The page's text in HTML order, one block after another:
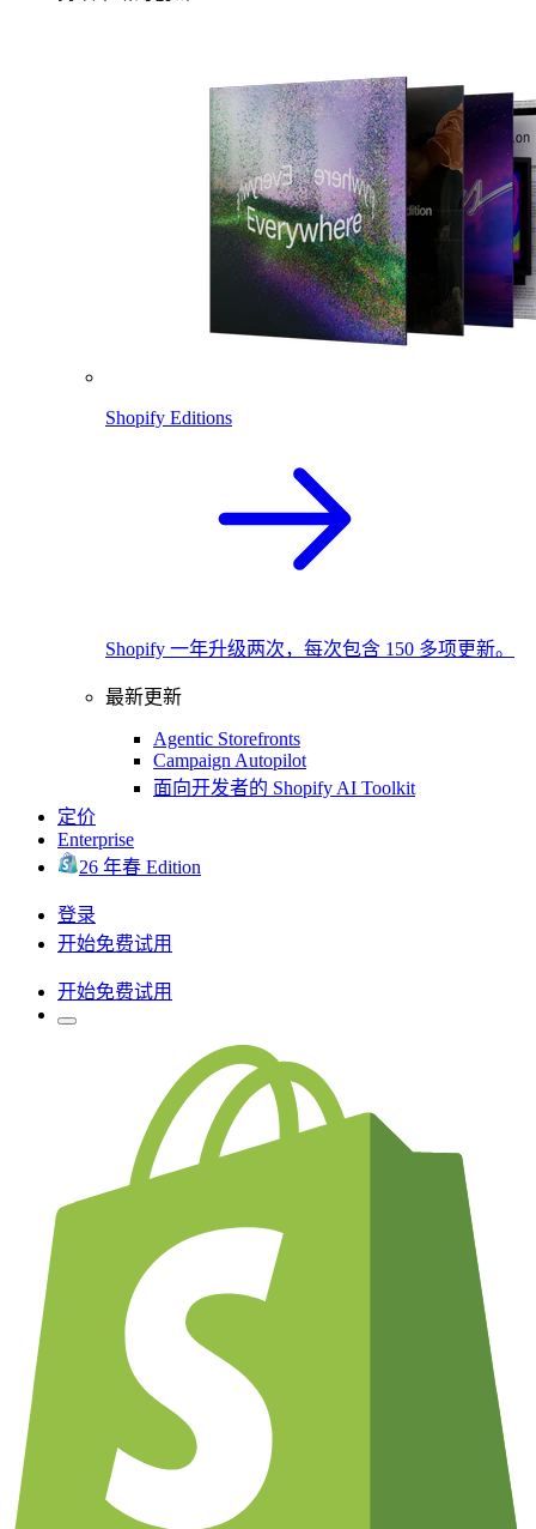
Shopify Editions
Shopify 一年升级两次，每次包含 150 多项更新。
最新更新
Agentic Storefronts
Campaign Autopilot
面向开发者的 Shopify AI Toolkit
定价
Enterprise
26 年春 Edition
登录
开始免费试用
开始免费试用